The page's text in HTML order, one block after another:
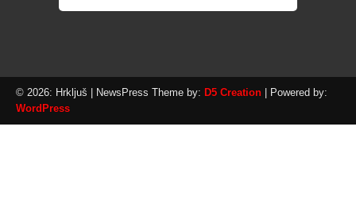
© 2026: Hrkljuš | NewsPress Theme by: D5 Creation | Powered by:
WordPress